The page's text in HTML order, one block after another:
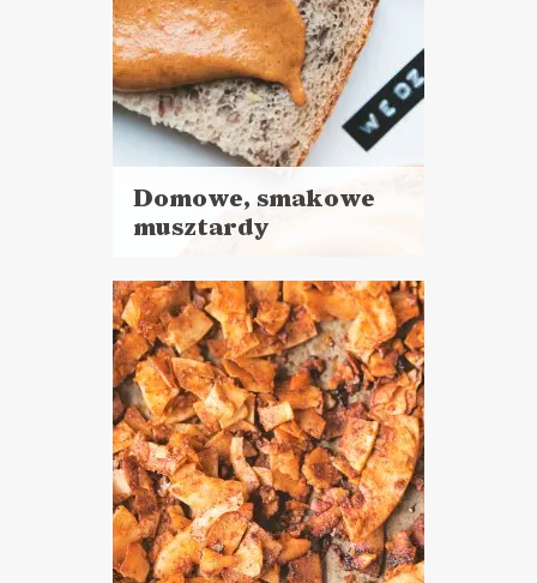
Domowe, smakowe
musztardy
więcej
Czas przygotowania:
do 30 minut
SOSY I DODATKI
MAJÓWKA ?